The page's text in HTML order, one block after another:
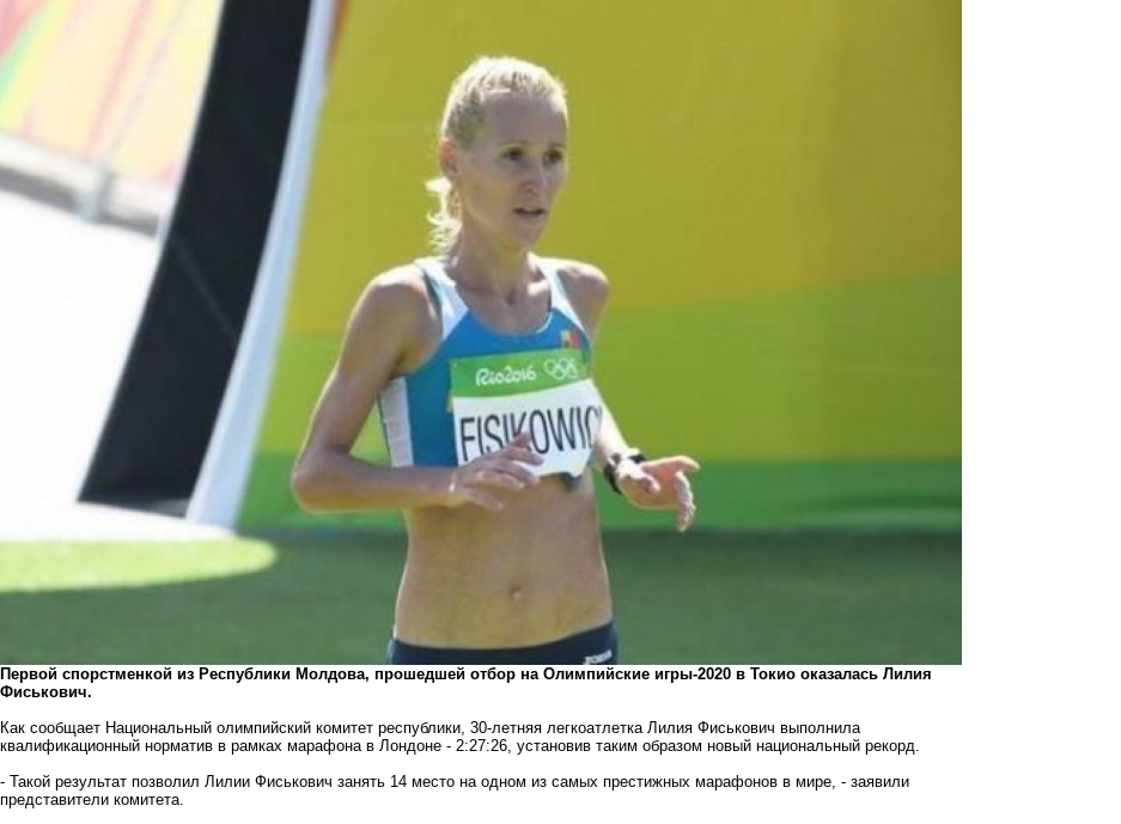
Первой спорстменкой из Республики Молдова, прошедшей отбор на Олимпийские игры-2020 в Токио оказалась Лилия
Фиськович.
Как сообщает Национальный олимпийский комитет республики, 30-летняя легкоатлетка Лилия Фиськович выполнила
квалификационный норматив в рамках марафона в Лондоне - 2:27:26, установив таким образом новый национальный рекорд.
- Такой результат позволил Лилии Фиськович занять 14 место на одном из самых престижных марафонов в мире, - заявили
представители комитета.